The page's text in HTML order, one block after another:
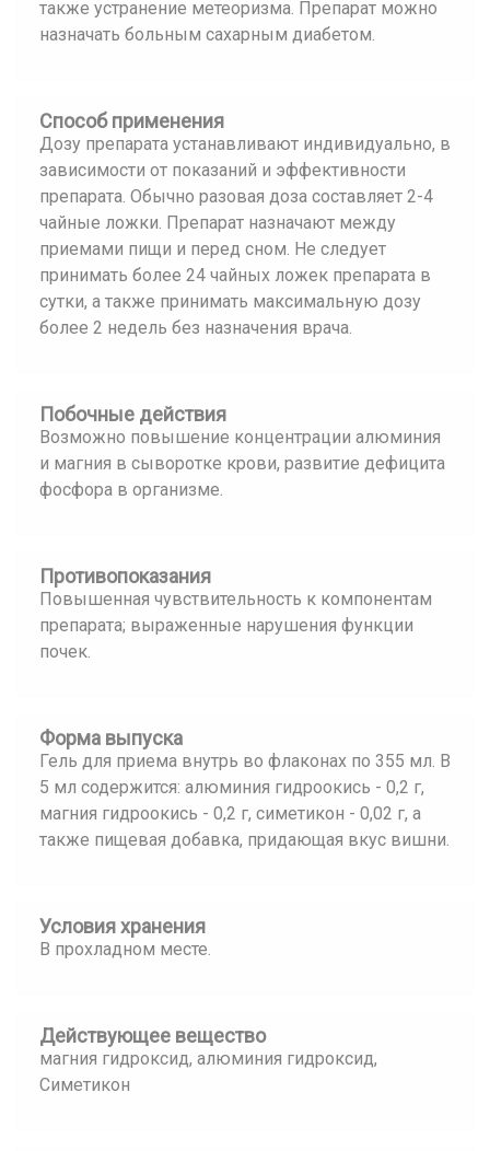
также устранение метеоризма. Препарат можно
назначать больным сахарным диабетом.
Способ применения
Дозу препарата устанавливают индивидуально, в
зависимости от показаний и эффективности
препарата. Обычно разовая доза составляет 2-4
чайные ложки. Препарат назначают между
приемами пищи и перед сном. Не следует
принимать более 24 чайных ложек препарата в
сутки, а также принимать максимальную дозу
более 2 недель без назначения врача.
Побочные действия
Возможно повышение концентрации алюминия
и магния в сыворотке крови, развитие дефицита
фосфора в организме.
Противопоказания
Повышенная чувствительность к компонентам
препарата; выраженные нарушения функции
почек.
Форма выпуска
Гель для приема внутрь во флаконах по 355 мл. В
5 мл содержится: алюминия гидроокись - 0,2 г,
магния гидроокись - 0,2 г, симетикон - 0,02 г, а
также пищевая добавка, придающая вкус вишни.
Условия хранения
В прохладном месте.
Действующее вещество
магния гидроксид, алюминия гидроксид,
Симетикон